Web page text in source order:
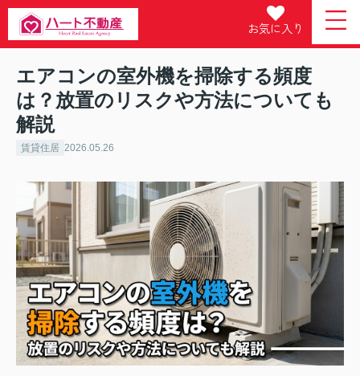
お気に入り
エアコンの室外機を掃除する頻度
は？放置のリスクや方法についても
解説
賃貸住居 2026.05.26